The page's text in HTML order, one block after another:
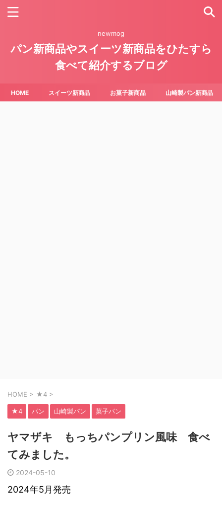
newmog
パン新商品やスイーツ新商品をひたすら
食べて紹介するブログ
HOME スイーツ新商品 お菓子新商品 山崎製パン新商品
HOME > ★4 >
★4 パン 山崎製パン 菓子パン
ヤマザキ もっちパンプリン風味 食べ
てみました。
2024-05-10
2024年5月発売